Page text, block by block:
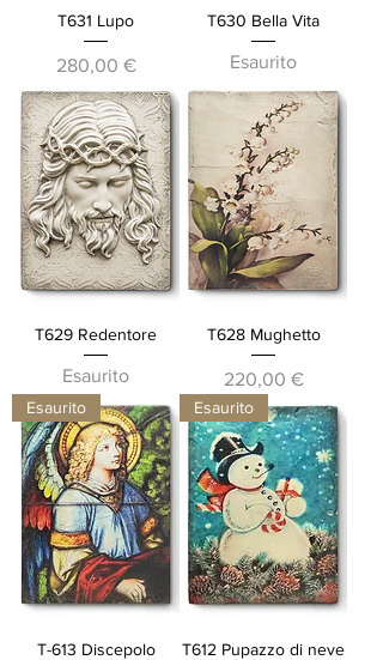
T631 Lupo
Prezzo
280,00 €
T630 Bella Vita
Esaurito
T629 Redentore
Esaurito
T628 Mughetto
Prezzo
220,00 €
Esaurito
T-613 Discepolo
Esaurito
T612 Pupazzo di neve